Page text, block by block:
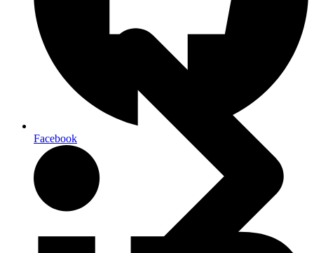
Facebook